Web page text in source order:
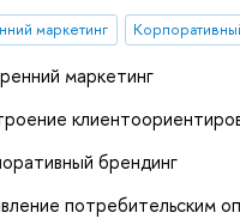
маркетинг
маркетинг
брендинг
потребительским